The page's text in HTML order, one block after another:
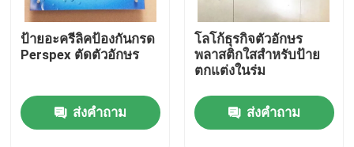
ทัวร์โรงงาน
ป้ายอะครีลิคป้องกันกรด
Perspex ตัดตัวอักษร
ส่งคำถาม
โลโก้ธุรกิจตัวอักษร
พลาสติกใสสำหรับป้าย
ตกแต่งในร่ม
ส่งคำถาม